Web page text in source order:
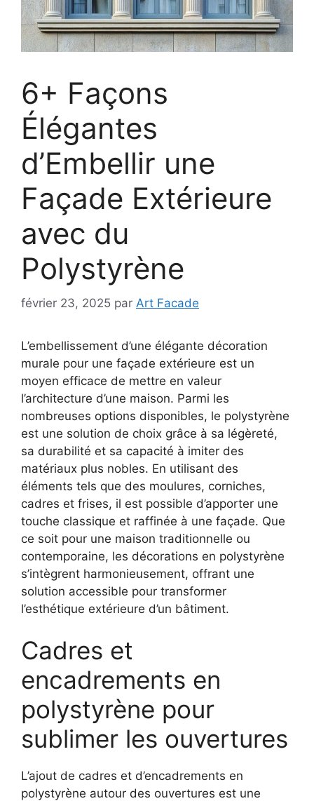
6+ Façons
Élégantes
d’Embellir une
Façade Extérieure
avec du
Polystyrène
février 23, 2025 par Art Facade
L’embellissement d’une élégante décoration
murale pour une façade extérieure est un
moyen efficace de mettre en valeur
l’architecture d’une maison. Parmi les
nombreuses options disponibles, le polystyrène
est une solution de choix grâce à sa légèreté,
sa durabilité et sa capacité à imiter des
matériaux plus nobles. En utilisant des
éléments tels que des moulures, corniches,
cadres et frises, il est possible d’apporter une
touche classique et raffinée à une façade. Que
ce soit pour une maison traditionnelle ou
contemporaine, les décorations en polystyrène
s’intègrent harmonieusement, offrant une
solution accessible pour transformer
l’esthétique extérieure d’un bâtiment.
Cadres et
encadrements en
polystyrène pour
sublimer les ouvertures
L’ajout de cadres et d’encadrements en
polystyrène autour des ouvertures est une